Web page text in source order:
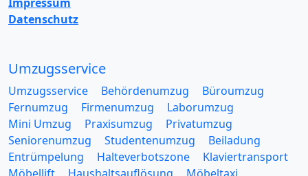
Datenschutz
Umzugsservice
Umzugsservice Behördenumzug
Büroumzug
Fernumzug
Firmenumzug
Laborumzug
Mini Umzug
Praxisumzug
Privatumzug
Seniorenumzug
Studentenumzug
Beiladung
Entrümpelung
Halteverbotszone
Klaviertransport
Möbellift
Haushaltsauflösung
Möbeltaxi